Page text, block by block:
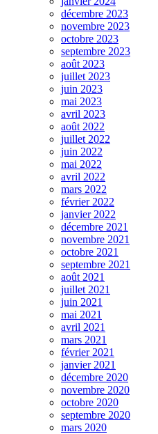
décembre 2023
novembre 2023
octobre 2023
septembre 2023
août 2023
juillet 2023
juin 2023
mai 2023
avril 2023
août 2022
juillet 2022
juin 2022
mai 2022
avril 2022
mars 2022
février 2022
janvier 2022
décembre 2021
novembre 2021
octobre 2021
septembre 2021
août 2021
juillet 2021
juin 2021
mai 2021
avril 2021
mars 2021
février 2021
janvier 2021
décembre 2020
novembre 2020
octobre 2020
septembre 2020
mars 2020